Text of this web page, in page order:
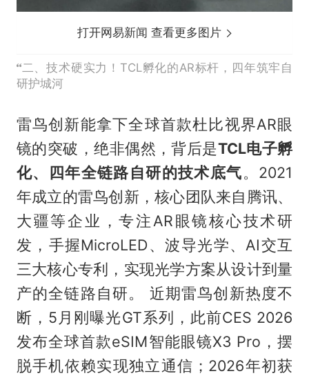
打开网易新闻 查看更多图片
二、技术硬实力！TCL孵化的AR标杆，四年筑牢自
研护城河
雷鸟创新能拿下全球首款杜比视界AR眼
镜的突破，绝非偶然，背后是TCL电子孵
化、四年全链路自研的技术底气。2021
年成立的雷鸟创新，核心团队来自腾讯、
大疆等企业，专注AR眼镜核心技术研
发，手握MicroLED、波导光学、AI交互
三大核心专利，实现光学方案从设计到量
产的全链路自研。 近期雷鸟创新热度不
断，5月刚曝光GT系列，此前CES 2026
发布全球首款eSIM智能眼镜X3 Pro，摆
脱手机依赖实现独立通信；2026年初获